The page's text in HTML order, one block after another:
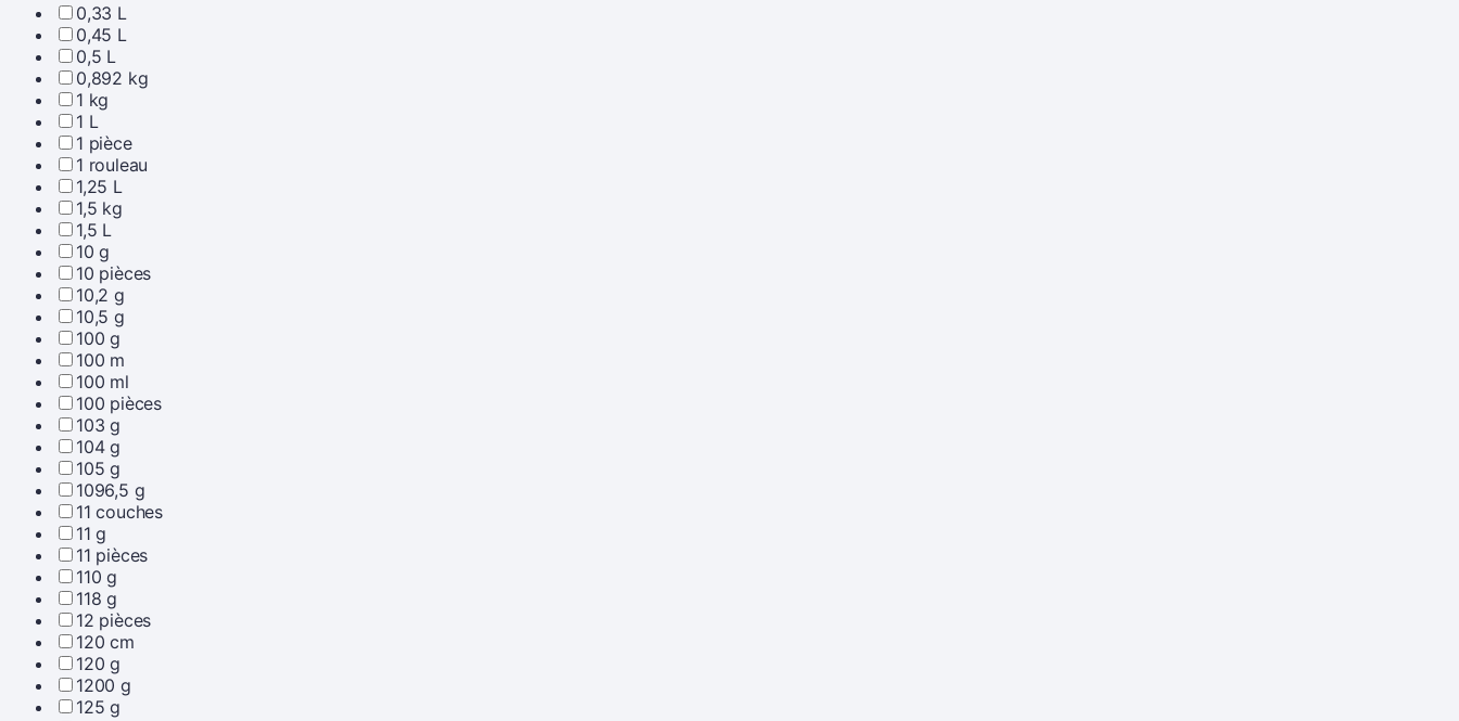
0,33 L
0,45 L
0,5 L
0,892 kg
1 kg
1 L
1 pièce
1 rouleau
1,25 L
1,5 kg
1,5 L
10 g
10 pièces
10,2 g
10,5 g
100 g
100 m
100 ml
100 pièces
103 g
104 g
105 g
1096,5 g
11 couches
11 g
11 pièces
110 g
118 g
12 pièces
120 cm
120 g
1200 g
125 g